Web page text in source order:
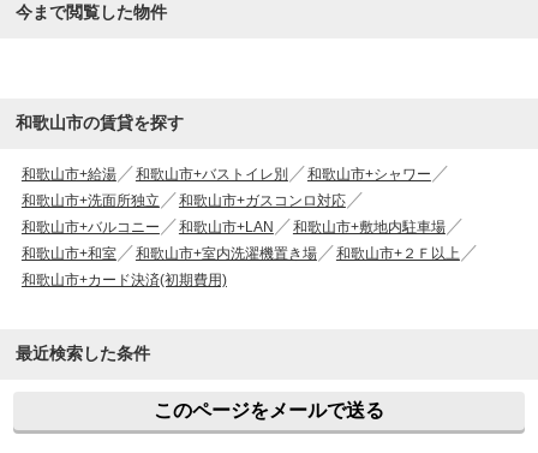
今まで閲覧した物件
和歌山市の賃貸を探す
和歌山市+給湯 和歌山市+バストイレ別
和歌山市+シャワー
和歌山市+洗面所独立
和歌山市+ガスコンロ対応
和歌山市+バルコニー
和歌山市+LAN
和歌山市+敷地内駐車場
和歌山市+和室
和歌山市+室内洗濯機置き場
和歌山市+２Ｆ以上
和歌山市+カード決済(初期費用)
最近検索した条件
このページをメールで送る